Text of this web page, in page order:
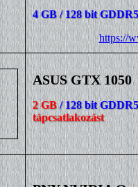
4 GB / 128 bit
https://
ASUS GTX 1050
2 GB/ 128 bit
tápcsatlakozást